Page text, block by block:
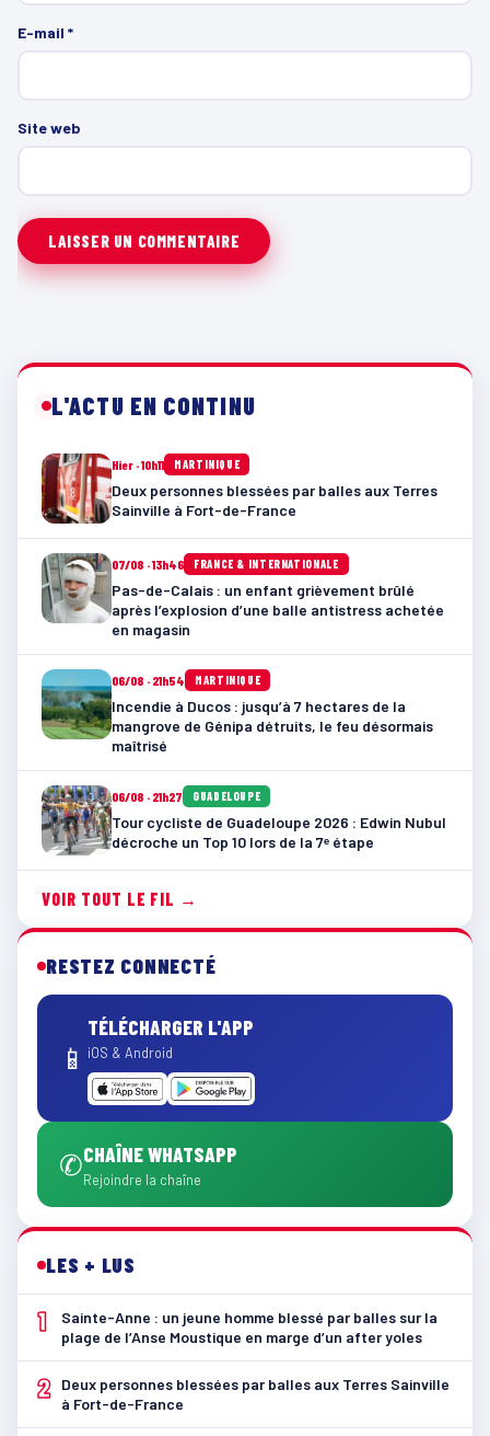
E-mail *
Site web
L'ACTU EN CONTINU
Hier · 10h11 MARTINIQUE
Deux personnes blessées par balles aux Terres
Sainville à Fort-de-France
07/08 · 13h46 FRANCE & INTERNATIONALE
Pas-de-Calais : un enfant grièvement brûlé
après l’explosion d’une balle antistress achetée
en magasin
06/08 · 21h54 MARTINIQUE
Incendie à Ducos : jusqu’à 7 hectares de la
mangrove de Génipa détruits, le feu désormais
maîtrisé
06/08 · 21h27 GUADELOUPE
Tour cycliste de Guadeloupe 2026 : Edwin Nubul
décroche un Top 10 lors de la 7ᵉ étape
VOIR TOUT LE FIL →
RESTEZ CONNECTÉ
📱
TÉLÉCHARGER L'APP
iOS & Android
✆CHAÎNE WHATSAPP
Rejoindre la chaîne
LES + LUS
1
Sainte-Anne : un jeune homme blessé par balles sur la
plage de l’Anse Moustique en marge d’un after yoles
2
Deux personnes blessées par balles aux Terres Sainville
à Fort-de-France